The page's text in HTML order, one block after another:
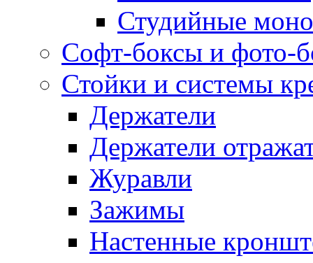
Студийные
Софт-боксы и фото-
Стойки и системы
Держатели
Держатели
Журавли
Зажимы
Настенные